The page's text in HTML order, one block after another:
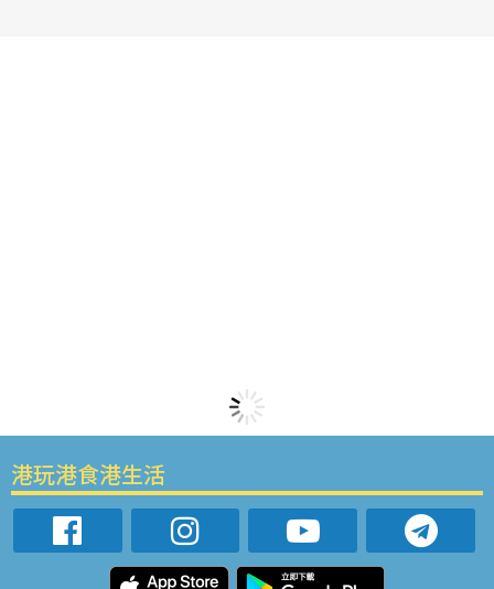
港玩港食港生活